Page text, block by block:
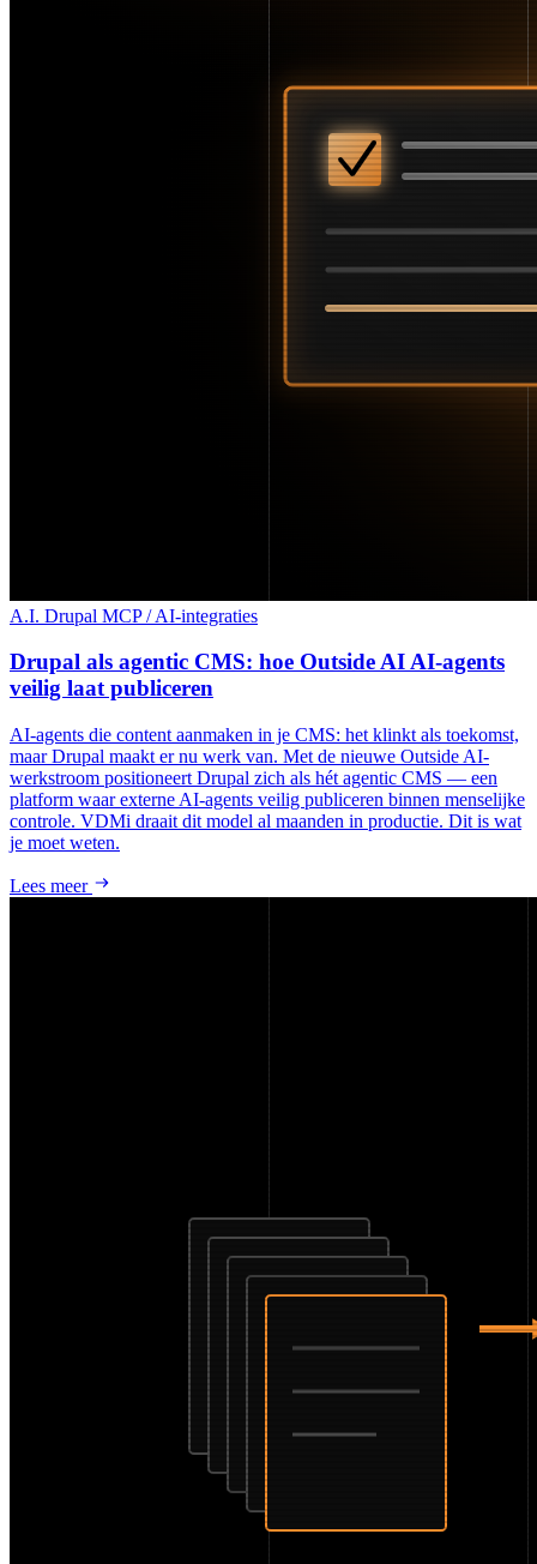
A.I. Drupal MCP / AI-integraties
Drupal als agentic CMS: hoe Outside AI AI-agents
veilig laat publiceren
AI-agents die content aanmaken in je CMS: het klinkt als toekomst,
maar Drupal maakt er nu werk van. Met de nieuwe Outside AI-
werkstroom positioneert Drupal zich als hét agentic CMS — een
platform waar externe AI-agents veilig publiceren binnen menselijke
controle. VDMi draait dit model al maanden in productie. Dit is wat
je moet weten.
Lees meer